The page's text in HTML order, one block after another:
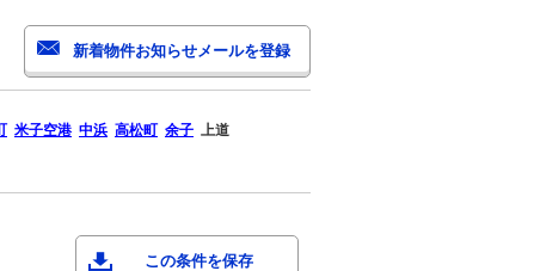
米子空港 中浜 高松町 余子 上道
この条件を保存